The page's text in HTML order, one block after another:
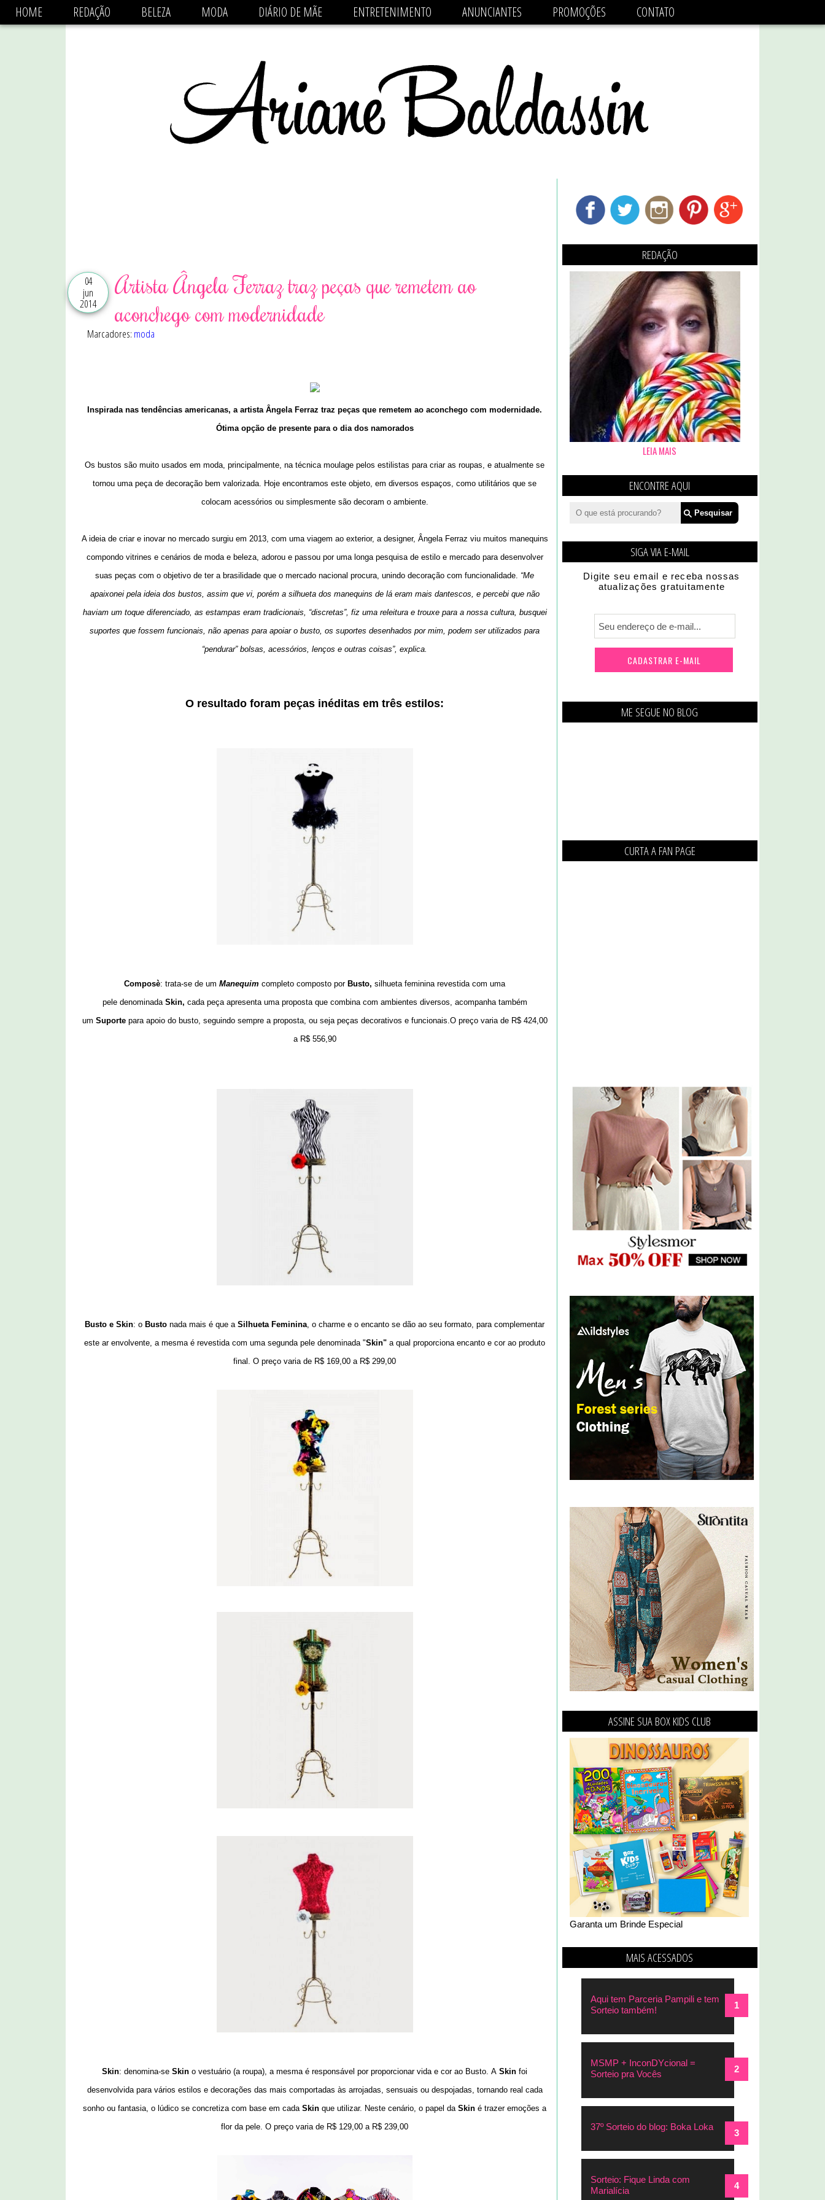
async='async' data-ad-client='ca-pub-1470782825684808' src='https://pagead2.googlesyndication.com/pagead/js/adsbygoogle.js'/>
HOME REDAÇÃO BELEZA MODA DIÁRIO DE MÃE ENTRETENIMENTO ANUNCIANTES PROMOÇÕES CONTATO
04
jun
2014
Artista Ângela Ferraz traz peças que remetem ao
aconchego com modernidade
Marcadores: moda
Inspirada nas tendências americanas, a artista Ângela Ferraz traz peças que remetem ao aconchego com modernidade.
Ótima opção de presente para o dia dos namorados
Os bustos são muito usados em moda, principalmente, na técnica moulage pelos estilistas para criar as roupas, e atualmente se
tornou uma peça de decoração bem valorizada. Hoje encontramos este objeto, em diversos espaços, como utilitários que se
colocam acessórios ou simplesmente são decoram o ambiente.
A ideia de criar e inovar no mercado surgiu em 2013, com uma viagem ao exterior, a designer, Ângela Ferraz viu muitos manequins
compondo vitrines e cenários de moda e beleza, adorou e passou por uma longa pesquisa de estilo e mercado para desenvolver
suas peças com o objetivo de ter a brasilidade que o mercado nacional procura, unindo decoração com funcionalidade. “Me
apaixonei pela ideia dos bustos, assim que vi, porém a silhueta dos manequins de lá eram mais dantescos, e percebi que não
haviam um toque diferenciado, as estampas eram tradicionais, “discretas”, fiz uma releitura e trouxe para a nossa cultura, busquei
suportes que fossem funcionais, não apenas para apoiar o busto, os suportes desenhados por mim, podem ser utilizados para
“pendurar” bolsas, acessórios, lenços e outras coisas”, explica.
O resultado foram peças inéditas em três estilos:
Composè: trata-se de um Manequim completo composto porBusto, silhueta feminina revestida com uma
pele denominada Skin, cada peça apresenta uma proposta que combina com ambientes diversos, acompanha também
um Suporte para apoio do busto, seguindo sempre a proposta, ou seja peças decorativos e funcionais.O preço varia de R$ 424,00
a R$ 556,90
Busto e Skin: o Busto nada mais é que a Silhueta Feminina, o charme e o encanto se dão ao seu formato, para complementar
este ar envolvente, a mesma é revestida com uma segunda pele denominada "Skin" a qual proporciona encanto e cor ao produto
final. O preço varia de R$ 169,00 a R$ 299,00
Skin: denomina-se Skin o vestuário (a roupa), a mesmaé responsável por proporcionar vida e cor ao Busto. A Skin foi
desenvolvida para vários estilos e decorações das mais comportadas às arrojadas, sensuais ou despojadas, tornando real cada
sonho ou fantasia, o lúdico se concretiza com base em cada Skin que utilizar. Neste cenário, o papel da Skin é trazer emoções a
flor da pele. O preço varia de R$ 129,00 a R$ 239,00
REDAÇÃO
LEIA MAIS
ENCONTRE AQUI
SIGA VIA E-MAIL
Digite seu email e receba nossas
atualizações gratuitamente
ME SEGUE NO BLOG
CURTA A FAN PAGE
ASSINE SUA BOX KIDS CLUB
Garanta um Brinde Especial
MAIS ACESSADOS
Aqui tem Parceria Pampili e tem
Sorteio também!
MSMP + InconDYcional =
Sorteio pra Vocês
37º Sorteio do blog: Boka Loka
Sorteio: Fique Linda com
Marialícia